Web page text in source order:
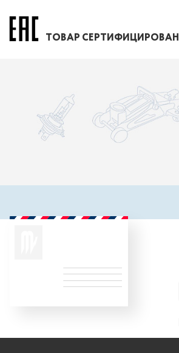
ТОВАР СЕРТИФИЦИРОВАН